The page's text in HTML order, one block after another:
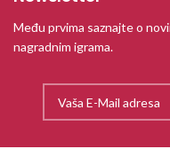
Među prvima saznajte o
nagradnim igrama.